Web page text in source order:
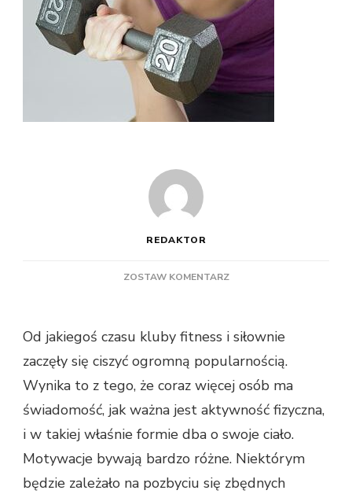
REDAKTOR
ZOSTAW KOMENTARZDO
TRENINGU
PERSONALNY
Od jakiegoś czasu kluby fitness i siłownie
zaczęły się ciszyć ogromną popularnością.
Wynika to z tego, że coraz więcej osób ma
świadomość, jak ważna jest aktywność fizyczna,
i w takiej właśnie formie dba o swoje ciało.
Motywacje bywają bardzo różne. Niektórym
będzie zależało na pozbyciu się zbędnych